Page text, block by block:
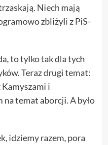
Niech mają
zbliżyli z PiS-
to tylko tak dla tych
Teraz drugi temat:
Kamyszami i
na temat aborcji. A było
idziemy razem, pora